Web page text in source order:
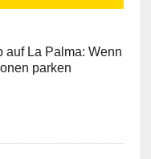
auf La Palma: Wenn
parken